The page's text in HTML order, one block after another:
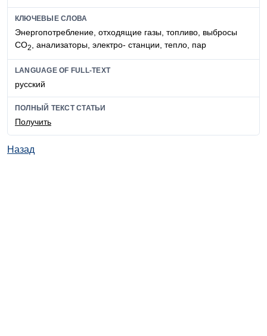
КЛЮЧЕВЫЕ СЛОВА
Энергопотребление, отходящие газы, топливо, выбросы
CO2 , анализаторы, электро- станции, тепло, пар
LANGUAGE OF FULL-TEXT
русский
ПОЛНЫЙ ТЕКСТ СТАТЬИ
Получить
Назад